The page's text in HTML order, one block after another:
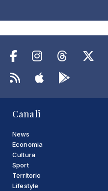
Canali
News
Economia
Cultura
Sport
Territorio
Lifestyle